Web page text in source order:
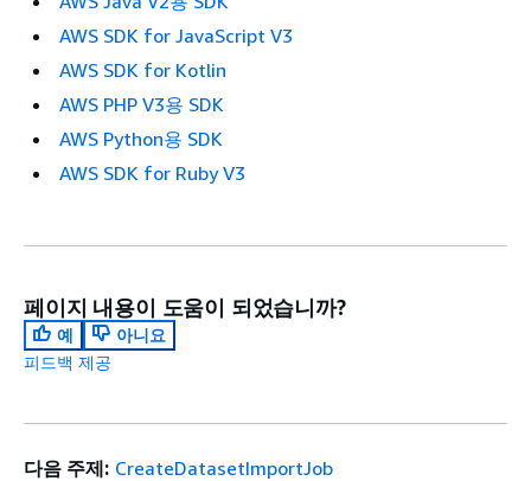
AWS SDK for JavaScript V3
AWS SDK for Kotlin
AWS PHP V3용 SDK
AWS Python용 SDK
AWS SDK for Ruby V3
페이지 내용이 도움이 되었습니까?
예
아니요
피드백 제공
다음 주제: CreateDatasetImportJob